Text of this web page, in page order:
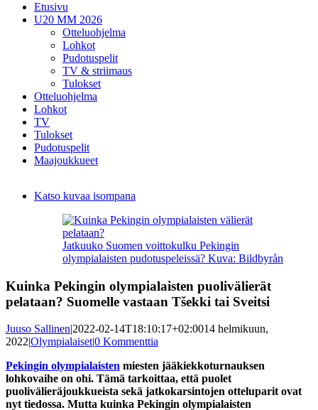
Etusivu
U20 MM 2026
Otteluohjelma
Lohkot
Pudotuspelit
TV & striimaus
Tulokset
Otteluohjelma
Lohkot
TV
Tulokset
Pudotuspelit
Maajoukkueet
Katso kuvaa isompana
Jatkuuko Suomen voittokulku Pekingin
olympialaisten pudotuspeleissä? Kuva: Bildbyrån
Kuinka Pekingin olympialaisten puolivälierät
pelataan? Suomelle vastaan Tšekki tai Sveitsi
Juuso Sallinen|2022-02-14T18:10:17+02:0014 helmikuun,
2022|Olympialaiset|0 Kommenttia
Pekingin olympialaisten miesten jääkiekkoturnauksen
lohkovaihe on ohi. Tämä tarkoittaa, että puolet
puolivälieräjoukkueista sekä jatkokarsintojen otteluparit ovat
nyt tiedossa. Mutta kuinka Pekingin olympialaisten